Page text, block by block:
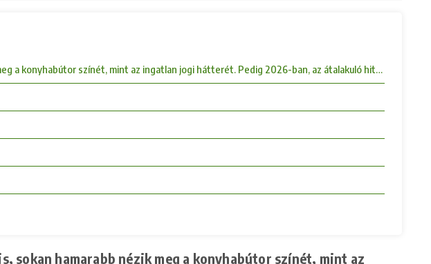
a konyhabútor színét, mint az ingatlan jogi hátterét. Pedig 2026-ban, az átalakuló
sokan hamarabb nézik meg a konyhabútor színét, mint az